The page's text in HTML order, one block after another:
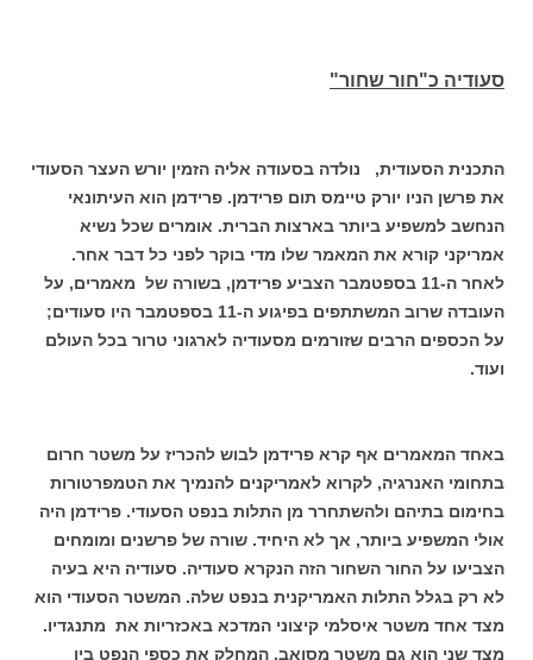
סעודיה כ"חור שחור"
התכנית הסעודית, נולדה בסעודה אליה הזמין יורש העצר הסעודי
את פרשן הניו יורק טיימס תום פרידמן. פרידמן הוא העיתונאי
הנחשב למשפיע ביותר בארצות הברית. אומרים שכל נשיא
אמריקני קורא את המאמר שלו מדי בוקר לפני כל דבר אחר.
לאחר ה-11 בספטמבר הצביע פרידמן, בשורה של מאמרים, על
העובדה שרוב המשתתפים בפיגוע ה-11 בספטמבר היו סעודים;
על הכספים הרבים שזורמים מסעודיה לארגוני טרור בכל העולם
ועוד.
באחד המאמרים אף קרא פרידמן לבוש להכריז על משטר חרום
בתחומי האנרגיה, לקרוא לאמריקנים להנמיך את הטמפרטורות
בחימום בתיהם ולהשתחרר מן התלות בנפט הסעודי. פרידמן היה
אולי המשפיע ביותר, אך לא היחיד. שורה של פרשנים ומומחים
הצביעו על החור השחור הזה הנקרא סעודיה. סעודיה היא בעיה
לא רק בגלל התלות האמריקנית בנפט שלה. המשטר הסעודי הוא
מצד אחד משטר איסלמי קיצוני המדכא באכזריות את מתנגדיו.
מצד שני הוא גם משטר מסואב, המחלק את כספי הנפט בין